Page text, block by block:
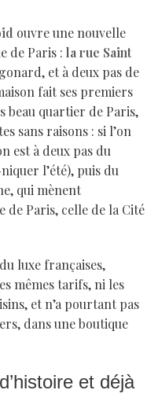
ouvre une nouvelle
de Paris : la rue Saint
et à deux pas de
fait ses premiers
beau quartier de Paris,
sans raisons : si l’on
est à deux pas du
l’été), puis du
qui mènent
de Paris, celle de la Cité
luxe françaises,
mêmes tarifs, ni les
et n’a pourtant pas
dans une boutique
et déjà